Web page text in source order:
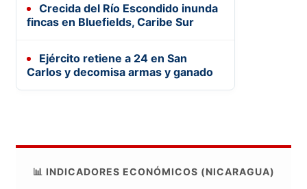
Crecida del Río Escondido inunda
fincas en Bluefields, Caribe Sur
Ejército retiene a 24 en San
Carlos y decomisa armas y ganado
📊 INDICADORES ECONÓMICOS (NICARAGUA)